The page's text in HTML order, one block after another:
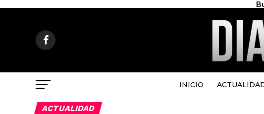
INICIO
ACTUALIDAD